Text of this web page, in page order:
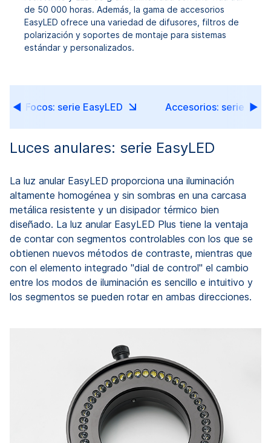
de 50 000 horas. Además, la gama de accesorios
EasyLED ofrece una variedad de difusores, filtros de
polarización y soportes de montaje para sistemas
estándar y personalizados.
Focos: serie EasyLED Accesorios: serie
Luces anulares: serie EasyLED
La luz anular EasyLED proporciona una iluminación
altamente homogénea y sin sombras en una carcasa
metálica resistente y un disipador térmico bien
diseñado. La luz anular EasyLED Plus tiene la ventaja
de contar con segmentos controlables con los que se
obtienen nuevos métodos de contraste, mientras que
con el elemento integrado "dial de control" el cambio
entre los modos de iluminación es sencillo e intuitivo y
los segmentos se pueden rotar en ambas direcciones.